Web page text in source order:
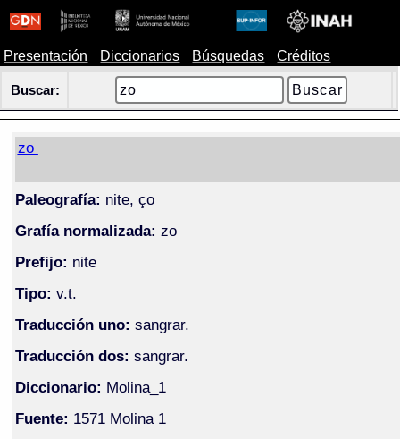
Presentación Diccionarios Búsquedas Créditos
Buscar:
zo
Paleografía: nite, ço
Grafía normalizada: zo
Prefijo: nite
Tipo: v.t.
Traducción uno: sangrar.
Traducción dos: sangrar.
Diccionario: Molina_1
Fuente: 1571 Molina 1